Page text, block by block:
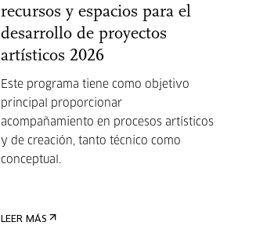
recursos y espacios para el
desarrollo de proyectos
artísticos 2026
Este programa tiene como objetivo
principal proporcionar
acompañamiento en procesos artísticos
y de creación, tanto técnico como
conceptual.
LEER MÁS